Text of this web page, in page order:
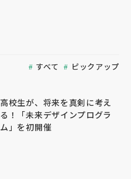
すべて ピックアップ
高校生が、将来を真剣に考え
る！「未来デザインプログラ
ム」を初開催